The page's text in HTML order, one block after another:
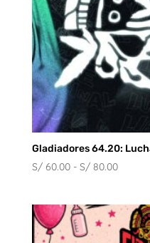
Gladiadores 64.20:
S/60.00 - S/80.00Rango
desde
S/